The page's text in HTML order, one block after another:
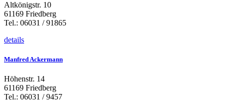
Altkönigstr. 10
61169 Friedberg
Tel.: 06031 / 91865
details
Manfred Ackermann
Höhenstr. 14
61169 Friedberg
Tel.: 06031 / 9457